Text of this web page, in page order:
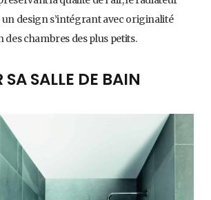
design s’intégrant avec originalité
des chambres des plus petits.
SALLE DE BAIN